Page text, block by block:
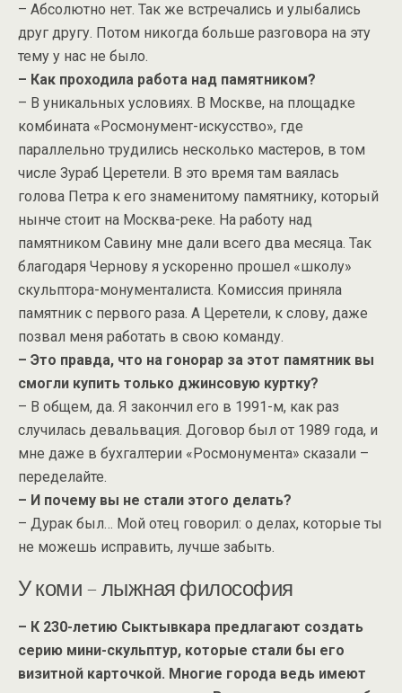
– Абсолютно нет. Так же встречались и улыбались
друг другу. Потом никогда больше разговора на эту
тему у нас не было.
– Как проходила работа над памятником?
– В уникальных условиях. В Москве, на площадке
комбината «Росмонумент-искусство», где
параллельно трудились несколько мастеров, в том
числе Зураб Церетели. В это время там ваялась
голова Петра к его знаменитому памятнику, который
нынче стоит на Москва-реке. На работу над
памятником Савину мне дали всего два месяца. Так
благодаря Чернову я ускоренно прошел «школу»
скульптора-монументалиста. Комиссия приняла
памятник с первого раза. А Церетели, к слову, даже
позвал меня работать в свою команду.
– Это правда, что на гонорар за этот памятник вы
смогли купить только джинсовую куртку?
– В общем, да. Я закончил его в 1991-м, как раз
случилась девальвация. Договор был от 1989 года, и
мне даже в бухгалтерии «Росмонумента» сказали –
переделайте.
– И почему вы не стали этого делать?
– Дурак был… Мой отец говорил: о делах, которые ты
не можешь исправить, лучше забыть.
У коми – лыжная философия
– К 230-летию Сыктывкара предлагают создать
серию мини-скульптур, которые стали бы его
визитной карточкой. Многие города ведь имеют